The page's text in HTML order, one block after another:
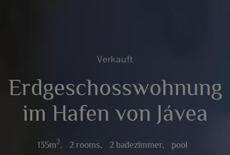
Verkauft
Erdgeschosswohnung
im Hafen von Jávea
135m2, 2 rooms, 2 badezimmer, pool